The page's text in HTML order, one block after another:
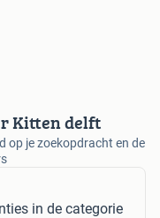
Kitten delft
op je zoekopdracht en de
in de categorie